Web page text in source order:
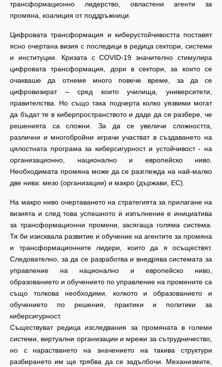
трансформационно лидерство, овластени агенти за
промяна, коалиция от поддръжници.
Цифровата трансформация и киберустойчивостта поставят
ясно очертана визия с последици в редица сектори, системи
и институции. Кризата с COVID-19 значително стимулира
цифровата трансформация, дори в сектори, за които се
очакваше да отнеме много повече време, за да се
цифровизират – сред които училища, университети,
правителства. Но също така подчерта колко уязвими могат
да бъдат те в киберпространството и даде да се разбере, че
решенията са сложни. За да се увеличи сложността,
различни и многобройни играчи участват в създаването на
цялостната програма за киберсигурност и устойчивост - на
организационно, национално и европейско ниво.
Необходимата промяна може да се разглежда на най-малко
две нива: мезо (организации) и макро (държави, ЕС).
На макро ниво очертаването на стратегията за прилагане на
визията и след това успешното ѝ изпълнение е инициатива
за трансформационни промени, засягаща голяма система.
Тя би изисквала развитие и обучение на агентите за промяна
и трансформационните лидери, които да я осъществят.
Следователно, за да се разработва и внедрява системата за
управление на национално и европейско ниво,
образованието и обучението по управление на промените са
също толкова необходими, колкото и образованието и
обучението по решения, практики и политики за
киберсигурност.
Съществуват редица изследвания за промяната в големи
системи, виртуални организации и мрежи за сътрудничество,
но с нарастването на значението на такива структури
разбирането им ще трябва да се задълбочи. Механизмите,